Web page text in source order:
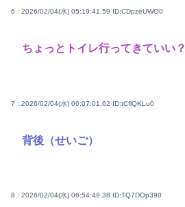
6 : 2026/02/04(水) 05:19:41.59 ID:CDpzeUWO0
ちょっとトイレ行ってきていい？
7 : 2026/02/04(水) 06:07:01.62 ID:tCflQKLu0
背後（せいご）
8 : 2026/02/04(水) 06:54:49.38 ID:TQ7DOp390